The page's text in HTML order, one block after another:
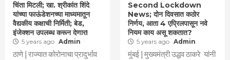
चिंता मिटली; खा. श्रीकांत शिंदे
यांच्या फाऊंडेशनच्या माध्यमातून
वैद्यकीय कक्षाची निर्मिती; बेड,
इंजेक्शन उपलब्ध करून देणार!
5 years ago Admin
ठाणे | राज्यात कोरोनाचा प्रादुर्भाव
Second Lockdown
News; दोन दिवसात कठोर
निर्णय, आता 4 एप्रिलपासून नवे
नियम काय असू शकतात?
5 years ago Admin
मुंबई | मुख्यमंत्री उद्धव ठाकरे यांनी